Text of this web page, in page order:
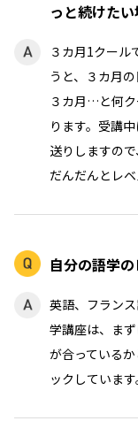
っと続けた
３カ月1クール
うと、３カ月
３カ月…と何
ります。受講
送りしますの
だんだんとレ
自分の語学
英語、フラン
学講座は、ま
が合っている
ックしています